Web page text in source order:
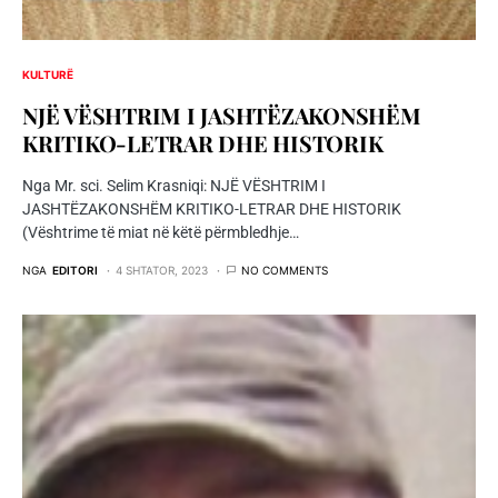
KULTURË
NJË VËSHTRIM I JASHTËZAKONSHËM
KRITIKO-LETRAR DHE HISTORIK
Nga Mr. sci. Selim Krasniqi: NJË VËSHTRIM I
JASHTËZAKONSHËM KRITIKO-LETRAR DHE HISTORIK
(Vështrime të miat në këtë përmbledhje…
NGA EDITORI 4 SHTATOR, 2023 NO COMMENTS